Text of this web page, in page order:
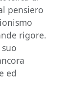
pensiero
rigore.
ed